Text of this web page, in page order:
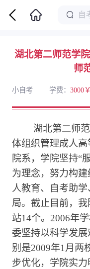
湖北第二师范学
师
小自考 学费： 3000
湖北第二师范
体组织管理成人
院系，学院坚持“
为理念，努力构
人教育、自考助
局。截止目前，
站14个。2006年
委坚持以科学发
别是2009年1月两
步优化，学院实